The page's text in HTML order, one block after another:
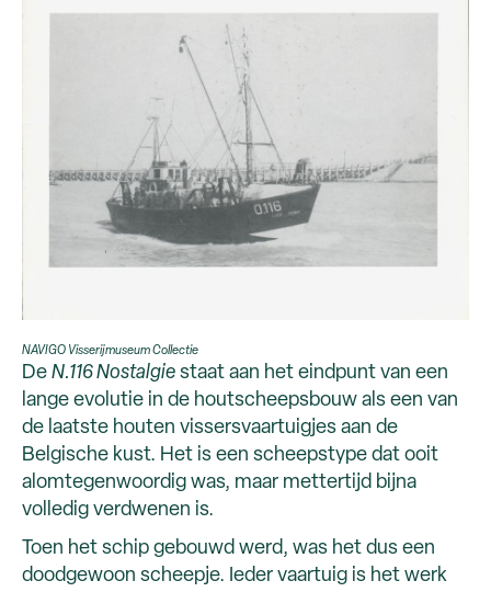
NAVIGO Visserijmuseum Collectie
De N.116 Nostalgie staat aan het eindpunt van een
lange evolutie in de houtscheepsbouw als een van
de laatste houten vissersvaartuigjes aan de
Belgische kust. Het is een scheepstype dat ooit
alomtegenwoordig was, maar mettertijd bijna
volledig verdwenen is.
Toen het schip gebouwd werd, was het dus een
doodgewoon scheepje. Ieder vaartuig is het werk